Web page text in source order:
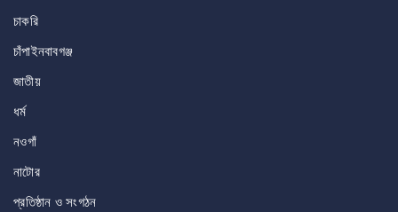
চাকরি
চাঁপাইনবাবগঞ্জ
জাতীয়
ধর্ম
নওগাঁ
নাটোর
প্রতিষ্ঠান ও সংগঠন